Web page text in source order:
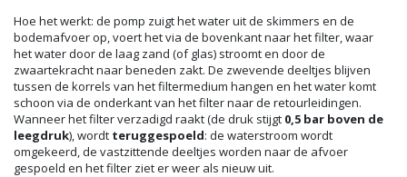
Hoe het werkt: de pomp zuigt het water uit de skimmers en de
bodemafvoer op, voert het via de bovenkant naar het filter, waar
het water door de laag zand (of glas) stroomt en door de
zwaartekracht naar beneden zakt. De zwevende deeltjes blijven
tussen de korrels van het filtermedium hangen en het water komt
schoon via de onderkant van het filter naar de retourleidingen.
Wanneer het filter verzadigd raakt (de druk stijgt 0,5 bar boven de
leegdruk), wordt teruggespoeld: de waterstroom wordt
omgekeerd, de vastzittende deeltjes worden naar de afvoer
gespoeld en het filter ziet er weer als nieuw uit.